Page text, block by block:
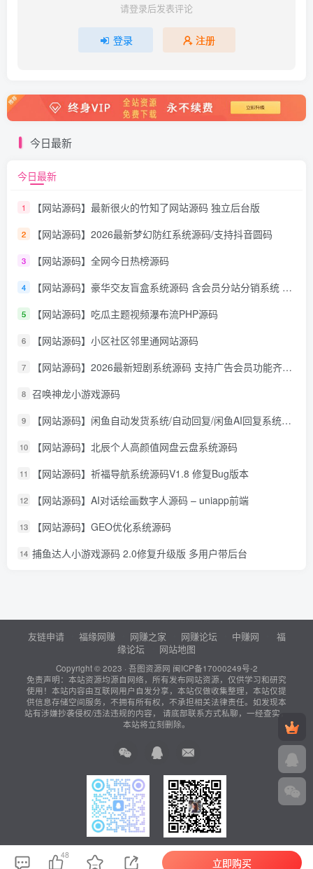
请登录后发表评论
登录 注册
今日最新
今日最新
1 【网站源码】最新很火的竹知了网站源码 独立后台版
2 【网站源码】2026最新梦幻防红系统源码/支持抖音圆码
3 【网站源码】全网今日热榜源码
4 【网站源码】豪华交友盲盒系统源码 含会员分站分销系统 可易支付
5 【网站源码】吃瓜主题视频瀑布流PHP源码
6 【网站源码】小区社区邻里通网站源码
7 【网站源码】2026最新短剧系统源码 支持广告会员功能齐全短剧源码
8 召唤神龙小游戏源码
9 【网站源码】闲鱼自动发货系统/自动回复/闲鱼AI回复系统源码
10 【网站源码】北辰个人高颜值网盘云盘系统源码
11 【网站源码】祈福导航系统源码V1.8 修复Bug版本
12 【网站源码】AI对话绘画数字人源码 – uniapp前端
13 【网站源码】GEO优化系统源码
14 捕鱼达人小游戏源码 2.0修复升级版 多用户带后台
友链申请 福缘网赚 网赚之家 网赚论坛 中赚网
福
缘论坛
网站地图
Copyright © 2023 · 吾图资源网 闽ICP备17000249号-2
免责声明：本站资源均源自网络，所有发布网站资源，仅供学习和研究
使用！本站内容由互联网用户自发分享，本站仅做收集整理，本站仅提
供信息存储空间服务，不拥有所有权，不承担相关法律责任。如发现本
站有涉嫌抄袭侵权/违法违规的内容， 请底部联系方式私聊，一经查实，
本站将立刻删除。
815271572
站长微信：
815271572
48
立即购买